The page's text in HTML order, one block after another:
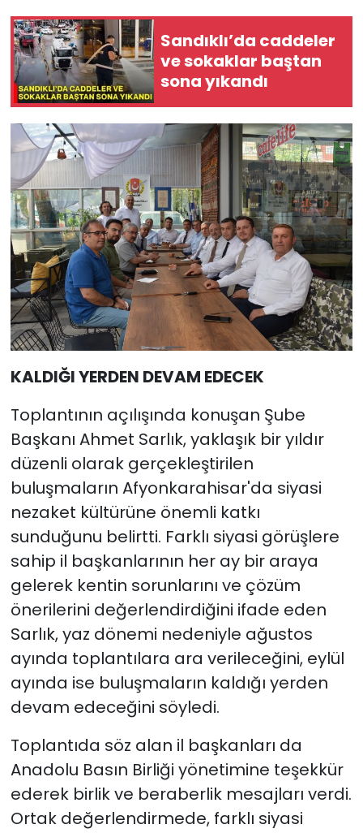
Sandıklı’da caddeler
ve sokaklar baştan
sona yıkandı
KALDIĞI YERDEN DEVAM EDECEK
Toplantının açılışında konuşan Şube
Başkanı Ahmet Sarlık, yaklaşık bir yıldır
düzenli olarak gerçekleştirilen
buluşmaların Afyonkarahisar'da siyasi
nezaket kültürüne önemli katkı
sunduğunu belirtti. Farklı siyasi görüşlere
sahip il başkanlarının her ay bir araya
gelerek kentin sorunlarını ve çözüm
önerilerini değerlendirdiğini ifade eden
Sarlık, yaz dönemi nedeniyle ağustos
ayında toplantılara ara verileceğini, eylül
ayında ise buluşmaların kaldığı yerden
devam edeceğini söyledi.
Toplantıda söz alan il başkanları da
Anadolu Basın Birliği yönetimine teşekkür
ederek birlik ve beraberlik mesajları verdi.
Ortak değerlendirmede, farklı siyasi